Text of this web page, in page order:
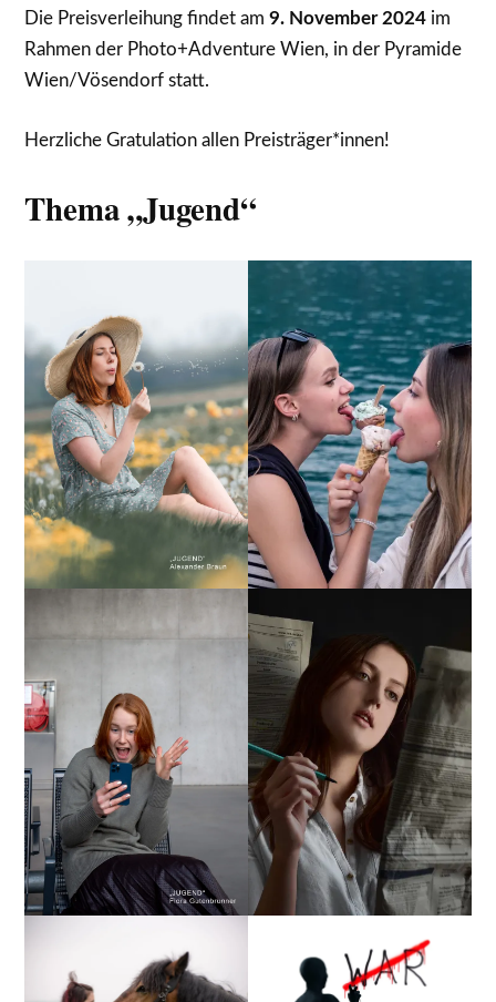
Die Preisverleihung findet am9. November 2024 im
Rahmen der Photo+Adventure Wien, in der Pyramide
Wien/Vösendorf statt.
Herzliche Gratulation allen Preisträger*innen!
Thema „Jugend“